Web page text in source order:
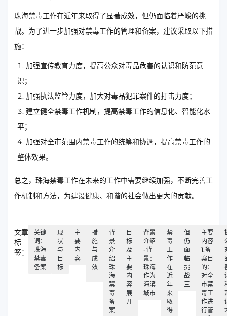
珠海禁毒工作在近年来取得了显著成效，但仍面临着严峻的挑
战。为了进一步加强对禁毒工作的管理和备案，建议采取以下措
施：
加强宣传教育力度，提高公众对毒品危害的认识和防范意
识；
加强执法监管力度，加大对毒品犯罪案件的打击力度；
建立健全禁毒工作机制，提高禁毒工作的信息化、智能化水
平；
加强对全市范围内禁毒工作的统筹和协调，提高禁毒工作的
整体效果。
总之，珠海禁毒工作在未来的工作中需要继续加强，不断完善工
作机制和方法，为建设健康、和谐的社会做出更大的贡献。
文章
标
签：
关键
词：
珠海
禁毒
备案
现
状
与
目
标
主
要
内
容
措
施
与
成
效
一
背
景
介
绍
珠
海
禁
毒
备
案
目
标
及
主
要
内
容
展
开
二
背景
介绍
-背
景：
珠海
作为
海滨
城市
禁
毒
工
作
在
近
年
来
取
得
但
仍
面
临
挑
战
三
主要
内容
1.备
案目
的：
对全
市禁
毒工
作进
行管